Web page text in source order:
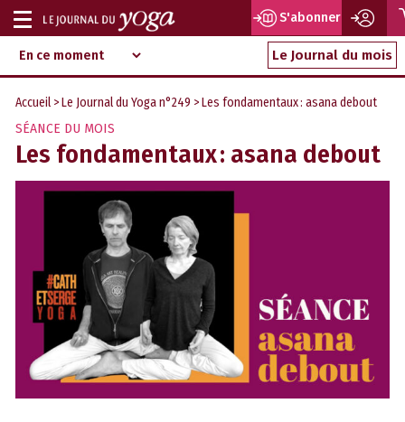
Aller
au
contenu
d‘information
indépendant
Afficher
ou
masquer
la
navigation
S'abonner
Le Journal du mois
Accueil >Le Journal du Yoga n°249 > Les fondamentaux : asana debout
SÉANCE DU MOIS
Les fondamentaux : asana debout